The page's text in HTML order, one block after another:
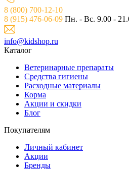
8 (800) 700-12-10
8 (915) 476-06-09 Пн. - Вс. 9.00 -
info@kidshop.ru
Каталог
Ветeринарные препараты
Средства гигиены
Расходные материалы
Корма
Акции и скидки
Блог
Покупателям
Личный кабинет
Акции
Бренды